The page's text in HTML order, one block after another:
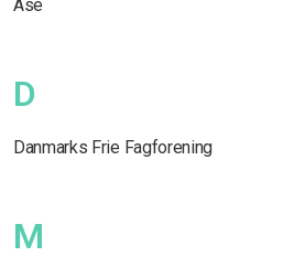
Ase
D
Danmarks Frie Fagforening
M